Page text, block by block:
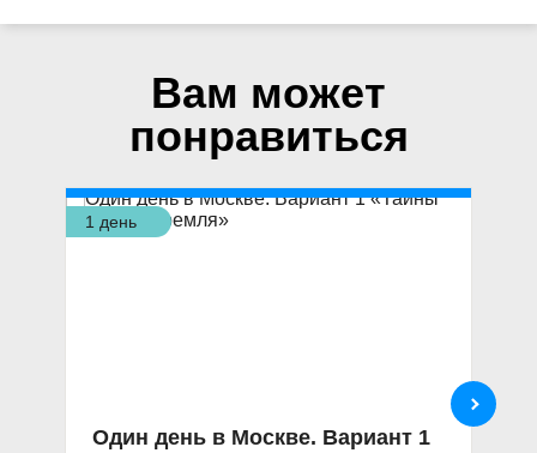
Вам может
понравиться
1 день
Один день в Москве. Вариант 1